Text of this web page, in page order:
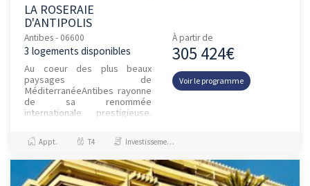
LA ROSERAIE
D'ANTIPOLIS
Antibes - 06600
3 logements disponibles
Au coeur des plus beaux
paysages de
MéditerranéeAntibes rayonne
de sa renommée
internationale prestigieuse.
troisième ville des Alpes-
Maritimes conjugue un
patrimo...
À partir de
305 424€
Voir le programme
Appt. T4 Investissement et Défiscalisation